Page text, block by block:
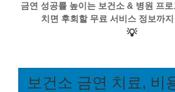
금연 성공률 높이는 보건소 & 병원 프
치면 후회할 무료 서비스 정보까
💡
보건소 금연 치료, 비